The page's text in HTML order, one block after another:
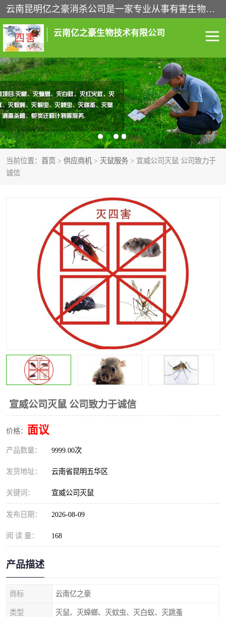
云南昆明亿之豪消杀公司是一家专业从事有害生物防治综合治理的公司，治理服务包括：灭鼠,杀虫,除虫,除蟑螂,白蚁防治,消杀等；安全环保,快速上门,价格透明,完善的售后服务,不影响您的生活工作。
云南亿之豪生物技术有限公司
当前位置： 首页 > 供应商机 > 灭鼠服务 > 宣威公司灭鼠 公司致力于
诚信
宣威公司灭鼠 公司致力于诚信
价格： 面议
产品数量： 9999.00次
发货地址： 云南省昆明五华区
关键词： 宣威公司灭鼠
发布日期： 2026-08-09
阅 读 量： 168
产品描述
商标 云南亿之豪
类型 灭鼠、灭蟑螂、灭蚊虫、灭白蚁、灭跳蚤
灭鼠服务 杀虫服务
除虫服务 除蟑螂服务
白蚁防治服务 消杀服务
昆明灭老鼠 昆明灭蟑螂
昆明白蚁防治
昆明灭红火蚁公司 昆明驱蛇公司
昆明除虫除蚁